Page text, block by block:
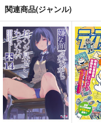
関連商品(ジャンル)